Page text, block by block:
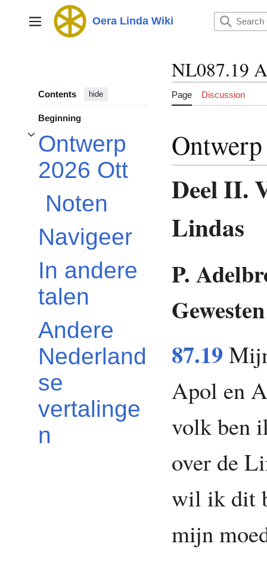
Main menu Oera Linda Wiki
Contents hide
Beginning
Ontwerp
2026 Ott
Toggle Ontwerp 2026 Ott subsection
Noten
Navigeer
In andere
talen
Andere
Nederland
se
vertalinge
n
NL087.19
Page Discussion
Deel II.
Lindas
P.
Gewesten
87.19
Apol en
volk ben
over de
wil ik dit
mijn